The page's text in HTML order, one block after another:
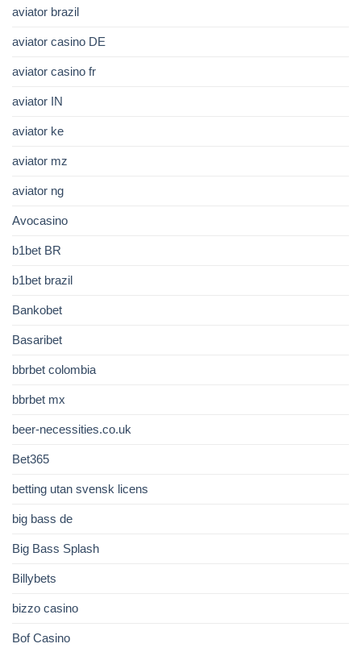
aviator brazil
aviator casino DE
aviator casino fr
aviator IN
aviator ke
aviator mz
aviator ng
Avocasino
b1bet BR
b1bet brazil
Bankobet
Basaribet
bbrbet colombia
bbrbet mx
beer-necessities.co.uk
Bet365
betting utan svensk licens
big bass de
Big Bass Splash
Billybets
bizzo casino
Bof Casino